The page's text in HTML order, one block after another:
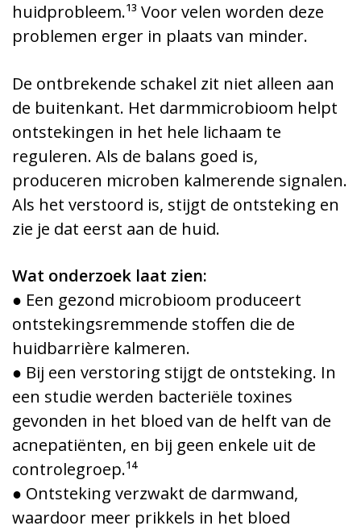
huidprobleem.¹³ Voor velen worden deze
problemen erger in plaats van minder.
De ontbrekende schakel zit niet alleen aan
de buitenkant. Het darmmicrobioom helpt
ontstekingen in het hele lichaam te
reguleren. Als de balans goed is,
produceren microben kalmerende signalen.
Als het verstoord is, stijgt de ontsteking en
zie je dat eerst aan de huid.
Wat onderzoek laat zien:
● Een gezond microbioom produceert
ontstekingsremmende stoffen die de
huidbarrière kalmeren.
● Bij een verstoring stijgt de ontsteking. In
een studie werden bacteriële toxines
gevonden in het bloed van de helft van de
acnepatiënten, en bij geen enkele uit de
controlegroep.¹⁴
● Ontsteking verzwakt de darmwand,
waardoor meer prikkels in het bloed